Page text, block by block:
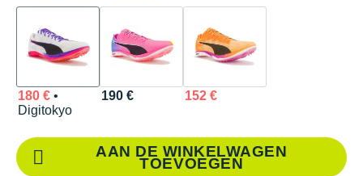
180 €•
Digitokyo
190 € 152 €
AAN DE WINKELWAGEN
TOEVOEGEN